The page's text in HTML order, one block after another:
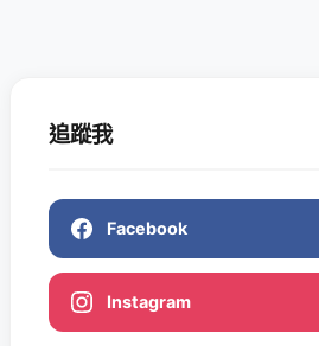
追蹤我
Facebook
Instagram